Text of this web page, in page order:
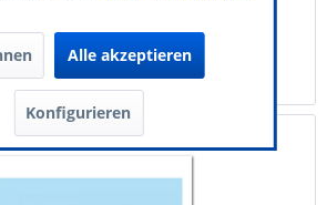
Alle akzeptieren
Konfigurieren